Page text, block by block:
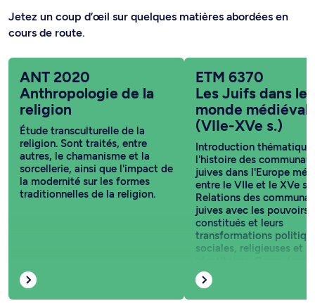
Jetez un coup d’œil sur quelques matières abordées en
cours de route.
ANT 2020
Anthropologie de la
religion
Étude transculturelle de la
religion. Sont traités, entre
autres, le chamanisme et la
sorcellerie, ainsi que l'impact de
la modernité sur les formes
traditionnelles de la religion.
ETM 6370
Les Juifs dans le
monde médiéval
(VIIe-XVe s.)
Introduction thématique
l'histoire des
juives dans l'Europe
entre le VIIe et le XVe s.
Relations des
juives avec les pouvoirs
constitués et leurs
transformations
sociales, religieuses et
: REL6150